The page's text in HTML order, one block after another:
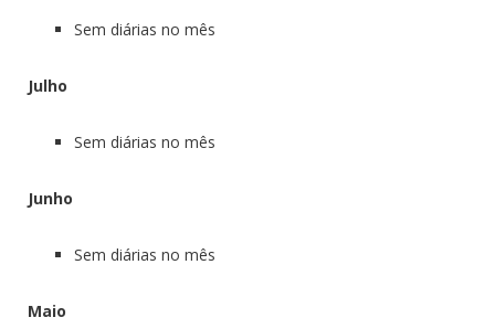
Sem diárias no mês
Julho
Sem diárias no mês
Junho
Sem diárias no mês
Maio